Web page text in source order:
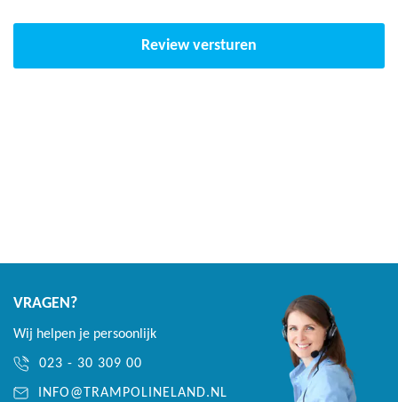
Review versturen
VRAGEN?
Wij helpen je persoonlijk
023 - 30 309 00
INFO@TRAMPOLINELAND.NL